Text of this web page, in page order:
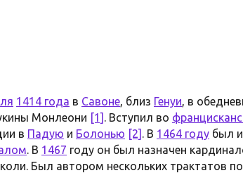
1414 года в Савоне, близ Генуи, в
Монлеони [1] . Вступил во
в Падую и Болонью [2] . В 1464 году был
. В 1467 году он был назначен
Был автором нескольких трактатов